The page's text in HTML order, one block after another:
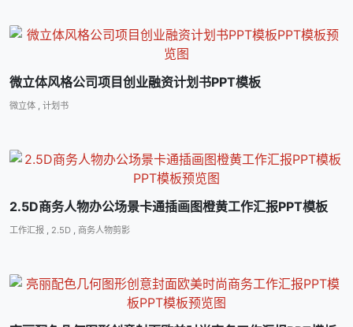
微立体风格公司项目创业融资计划书PPT模板
微立体 计划书
2.5D商务人物办公场景卡通插画图橙黄工作汇报PPT模板
工作汇报 2.5D 商务人物剪影